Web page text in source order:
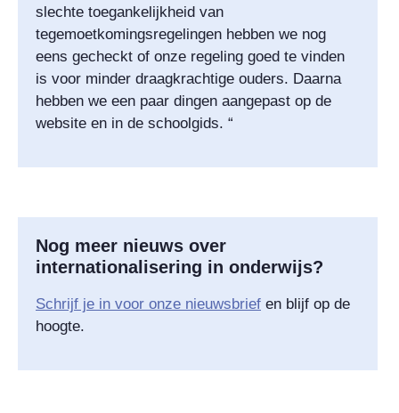
slechte toegankelijkheid van
tegemoetkomingsregelingen hebben we nog
eens gecheckt of onze regeling goed te vinden
is voor minder draagkrachtige ouders. Daarna
hebben we een paar dingen aangepast op de
website en in de schoolgids. “
Nog meer nieuws over
internationalisering in onderwijs?
Schrijf je in voor onze nieuwsbrief en blijf op de
hoogte.